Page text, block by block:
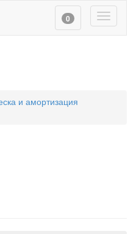
Toggle
0
и амортизация